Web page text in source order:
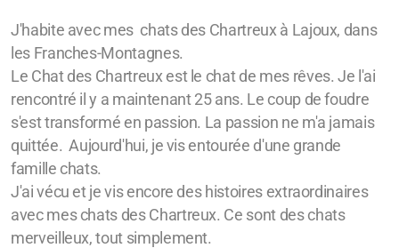
J'habite avec mes chats des Chartreux à Lajoux, dans
les Franches-Montagnes.
Le Chat des Chartreux est le chat de mes rêves. Je l'ai
rencontré il y a maintenant 25 ans. Le coup de foudre
s'est transformé en passion. La passion ne m'a jamais
quittée. Aujourd'hui, je vis entourée d'une grande
famille chats.
J'ai vécu et je vis encore des histoires extraordinaires
avec mes chats des Chartreux. Ce sont des chats
merveilleux, tout simplement.